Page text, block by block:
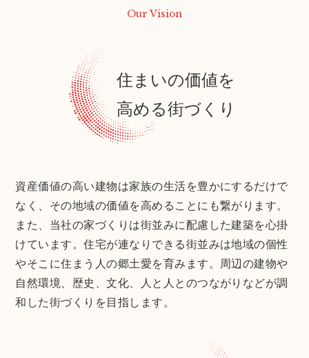
Our Vision
住まいの価値を
高める街づくり
資産価値の高い建物は家族の生活を豊かにするだけで
なく、その地域の価値を高めることにも繋がります。
また、当社の家づくりは街並みに配慮した建築を心掛
けています。住宅が連なりできる街並みは地域の個性
やそこに住まう人の郷土愛を育みます。周辺の建物や
自然環境、歴史、文化、人と人とのつながりなどが調
和した街づくりを目指します。